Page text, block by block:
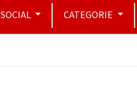
SOCIAL CATEGORIE